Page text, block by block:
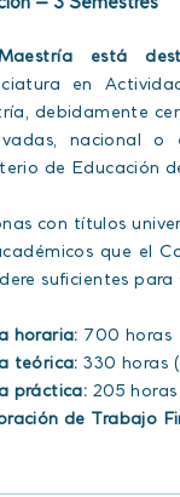
está
en
debidamente
nacional o
de Educación
con títulos
que el
suficientes para
horaria: 700 horas
teórica: 330 horas
práctica: 205 horas
de Trabajo